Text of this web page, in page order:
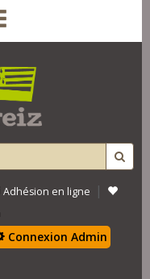
Adhésion en ligne |
Connexion Admin